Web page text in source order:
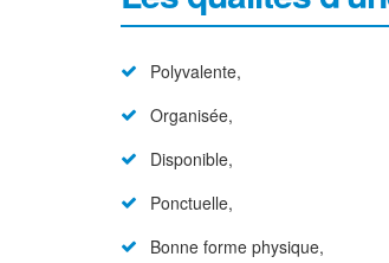
Polyvalente,
Organisée,
Disponible,
Ponctuelle,
Bonne forme physique,